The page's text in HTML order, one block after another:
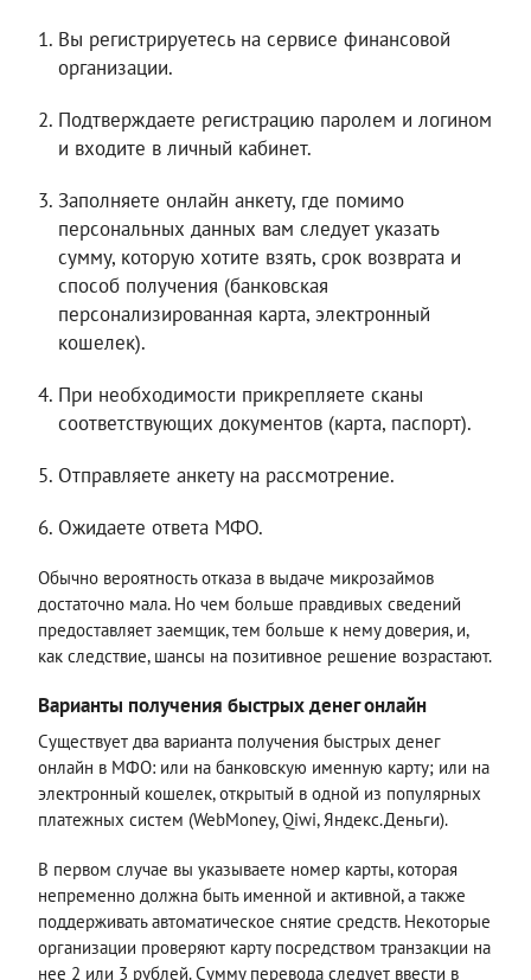
Вы регистрируетесь на сервисе финансовой
организации.
Подтверждаете регистрацию паролем и логином
и входите в личный кабинет.
Заполняете онлайн анкету, где помимо
персональных данных вам следует указать
сумму, которую хотите взять, срок возврата и
способ получения (банковская
персонализированная карта, электронный
кошелек).
При необходимости прикрепляете сканы
соответствующих документов (карта, паспорт).
Отправляете анкету на рассмотрение.
Ожидаете ответа МФО.
Обычно вероятность отказа в выдаче микрозаймов
достаточно мала. Но чем больше правдивых сведений
предоставляет заемщик, тем больше к нему доверия, и,
как следствие, шансы на позитивное решение возрастают.
Варианты получения быстрых денег онлайн
Существует два варианта получения быстрых денег
онлайн в МФО: или на банковскую именную карту; или на
электронный кошелек, открытый в одной из популярных
платежных систем (WebMoney, Qiwi, Яндекс.Деньги).
В первом случае вы указываете номер карты, которая
непременно должна быть именной и активной, а также
поддерживать автоматическое снятие средств. Некоторые
организации проверяют карту посредством транзакции на
нее 2 или 3 рублей. Сумму перевода следует ввести в